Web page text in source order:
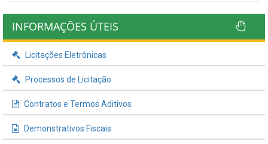
INFORMAÇÕES ÚTEIS
Licitações Eletrônicas
Processos de Licitação
Contratos e Termos Aditivos
Demonstrativos Fiscais